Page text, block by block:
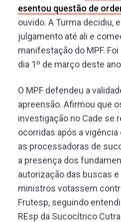
esentou questão de
ouvido. A Turma decidiu,
julgamento até ali e
manifestação do MPF.
dia 1º de março deste
O MPF defendeu a
apreensão. Afirmou que
investigação no Cade se
ocorridas após a
as processadoras de
a presença dos
autorização das buscas
ministros votassem
Frutesp, seguindo
REsp da Sucocítrico